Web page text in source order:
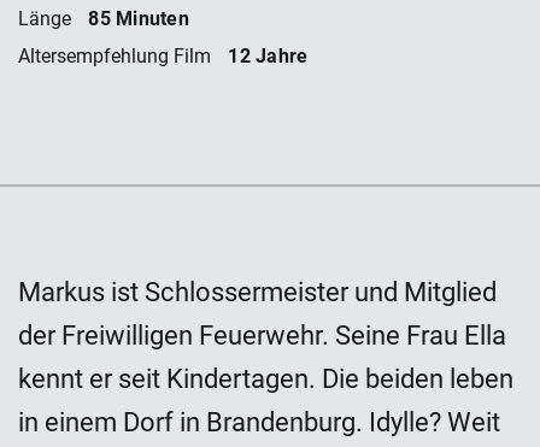
Länge 85 Minuten
Altersempfehlung Film 12 Jahre
Markus ist Schlossermeister und Mitglied
der Freiwilligen Feuerwehr. Seine Frau Ella
kennt er seit Kindertagen. Die beiden leben
in einem Dorf in Brandenburg. Idylle? Weit